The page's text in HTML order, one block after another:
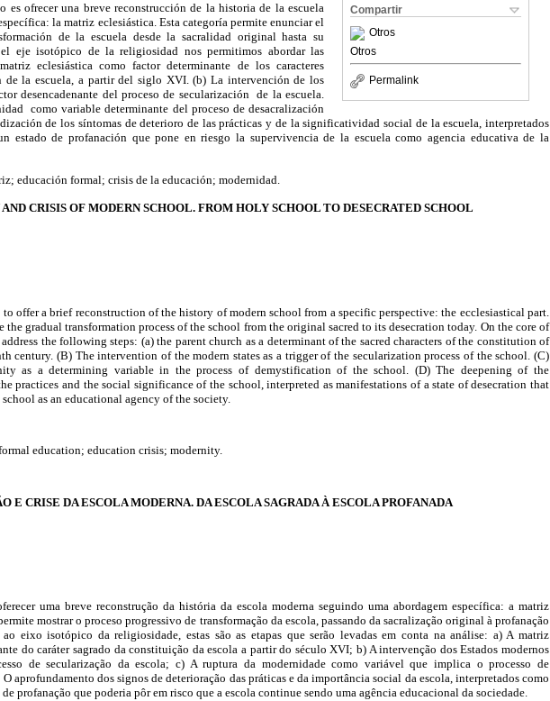
Compartir
Otros
Otros
Permalink
es ofrecer una breve reconstrucción de la historia de la escuela
la matriz eclesiástica. Esta categoría permite enunciar el
de la escuela desde la sacralidad original hasta su
eje isotópico de la religiosidad nos permitimos abordar las
eclesiástica como factor determinante de los caracteres
de la escuela, a partir del siglo XVI. (b) La intervención de los
desencadenante del proceso de secularización de la escuela.
como variable determinante del proceso de desacralización
de los síntomas de deterioro de las prácticas y de la significatividad social de la escuela, interpretados
estado de profanación que pone en riesgo la supervivencia de la escuela como agencia educativa de la
educación formal; crisis de la educación; modernidad.
CRISIS OF MODERN SCHOOL. FROM HOLY SCHOOL TO DESECRATED SCHOOL
offer a brief reconstruction of the history of modern school from a specific perspective: the ecclesiastical part.
the gradual transformation process of the school from the original sacred to its desecration today. On the core of
the following steps: (a) the parent church as a determinant of the sacred characters of the constitution of
century. (B) The intervention of the modern states as a trigger of the secularization process of the school. (C)
as a determining variable in the process of demystification of the school. (D) The deepening of the
practices and the social significance of the school, interpreted as manifestations of a state of desecration that
as an educational agency of the society.
education; education crisis; modernity.
E CRISE DA ESCOLA MODERNA. DA ESCOLA SAGRADA À ESCOLA PROFANADA
uma breve reconstrução da história da escola moderna seguindo uma abordagem específica: a matriz
mostrar o proceso progressivo de transformação da escola, passando da sacralização original à profanação
eixo isotópico da religiosidade, estas são as etapas que serão levadas em conta na análise: a) A matriz
do caráter sagrado da constituição da escola a partir do século XVI; b) A intervenção dos Estados modernos
de secularização da escola; c) A ruptura da modernidade como variável que implica o processo de
aprofundamento dos signos de deterioração das práticas e da importância social da escola, interpretados como
profanação que poderia pôr em risco que a escola continue sendo uma agência educacional da sociedade.